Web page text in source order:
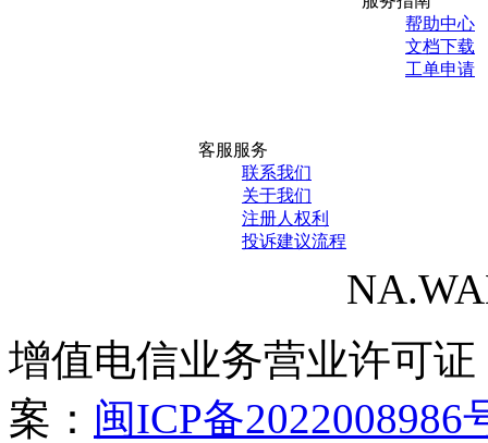
帮助中心
文档下载
工单申请
客服服务
联系我们
关于我们
注册人权利
投诉建议流程
增值电信业务营业许可证
案： 闽ICP备2022008986